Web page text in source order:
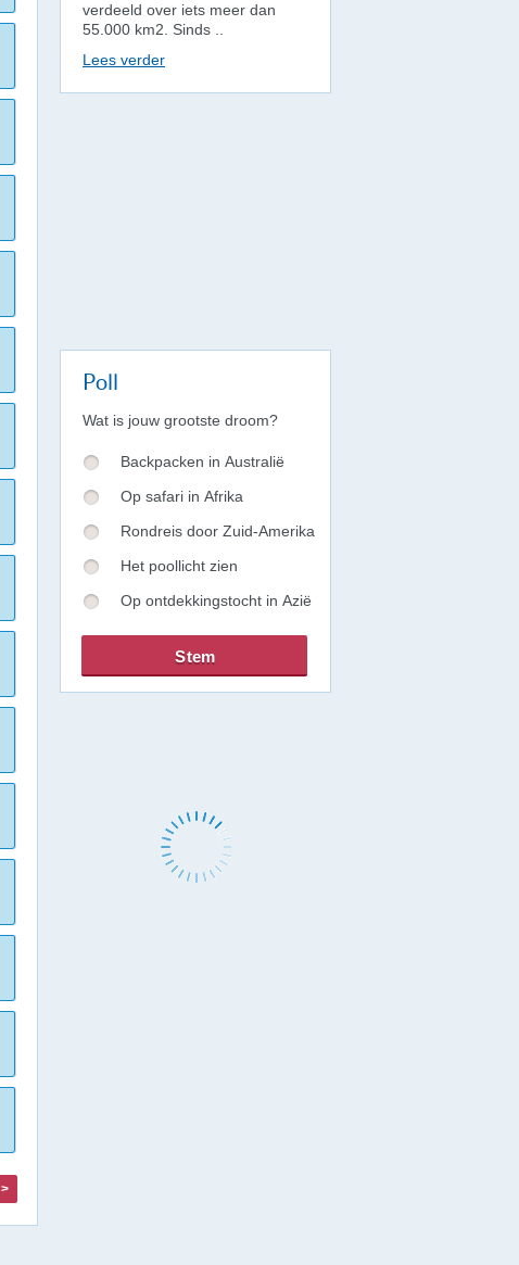
>
verdeeld over iets meer dan
55.000 km2. Sinds ..
Lees verder
Poll
Wat is jouw grootste droom?
Backpacken in Australië
Op safari in Afrika
Rondreis door Zuid-Amerika
Het poollicht zien
Op ontdekkingstocht in Azië